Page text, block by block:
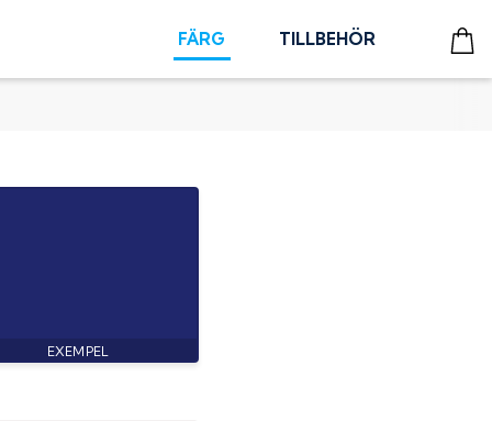
FÄRG TILLBEHÖR